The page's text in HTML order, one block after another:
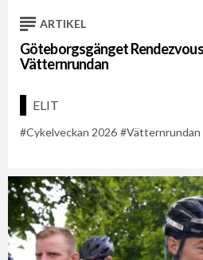
ARTIKEL
Göteborgsgänget
Vätternrundan
ELIT
Cykelveckan 2026 Vätternrundan